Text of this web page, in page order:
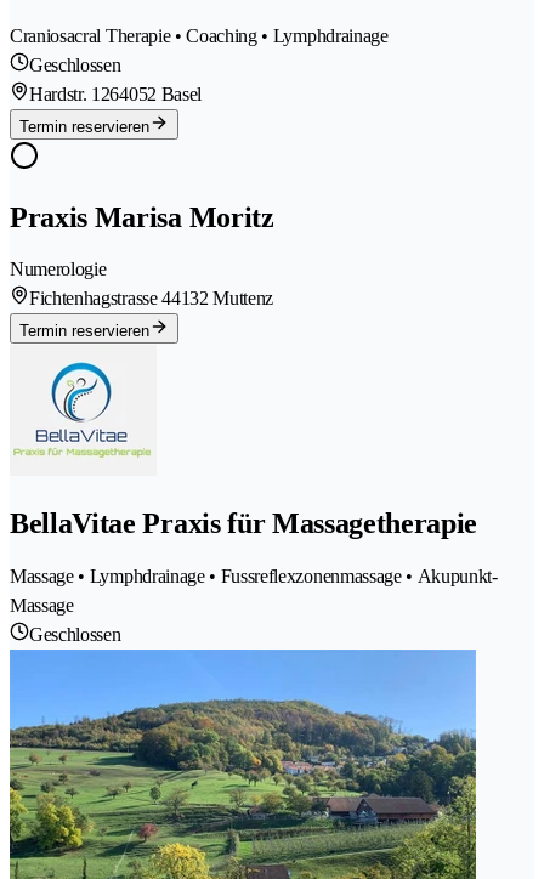
Craniosacral Therapie • Coaching • Lymphdrainage
Geschlossen
Hardstr. 1264052 Basel
Termin reservieren
Praxis Marisa Moritz
Numerologie
Fichtenhagstrasse 44132 Muttenz
Termin reservieren
BellaVitae Praxis für Massagetherapie
Massage • Lymphdrainage • Fussreflexzonenmassage • Akupunkt-
Massage
Geschlossen